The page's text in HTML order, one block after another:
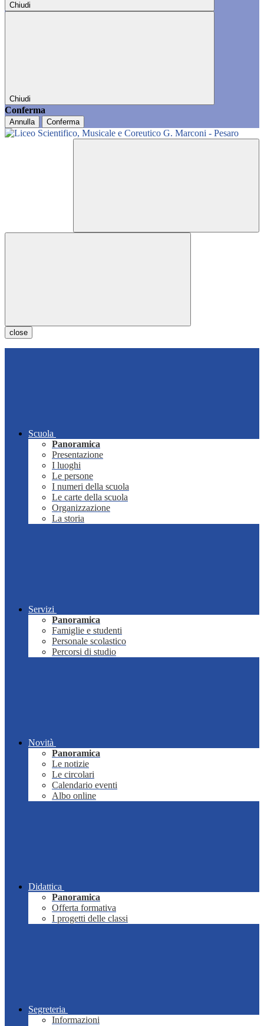
Chiudi
Chiudi
Conferma
Annulla Conferma
close
Scuola
Panoramica
Presentazione
I luoghi
Le persone
I numeri della scuola
Le carte della scuola
Organizzazione
La storia
Servizi
Panoramica
Famiglie e studenti
Personale scolastico
Percorsi di studio
Novità
Panoramica
Le notizie
Le circolari
Calendario eventi
Albo online
Didattica
Panoramica
Offerta formativa
I progetti delle classi
Segreteria
Informazioni